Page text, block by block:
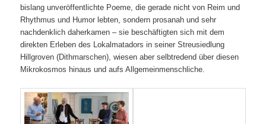
bislang unveröffentlichte Poeme, die gerade nicht von Reim und
Rhythmus und Humor lebten, sondern prosanah und sehr
nachdenklich daherkamen – sie beschäftigten sich mit dem
direkten Erleben des Lokalmatadors in seiner Streusiedlung
Hillgroven (Dithmarschen), wiesen aber selbtredend über diesen
Mikrokosmos hinaus und aufs Allgemeinmenschliche.